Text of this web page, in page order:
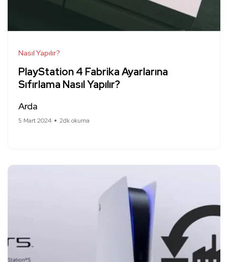
Nasıl Yapılır?
PlayStation 4 Fabrika Ayarlarına
Sıfırlama Nasıl Yapılır?
Arda
5 Mart 2024 2dk okuma